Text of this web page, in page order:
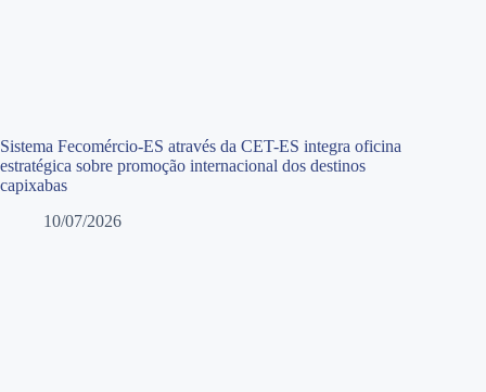
Sistema Fecomércio-ES através da CET-ES integra oficina
estratégica sobre promoção internacional dos destinos
capixabas
10/07/2026